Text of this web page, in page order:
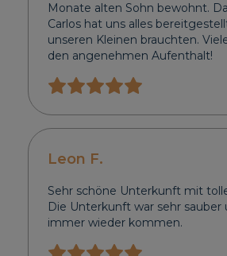
Monate alten Sohn bewohnt.
Carlos hat uns alles
unseren Kleinen brauchten.
den angenehmen Aufenthalt!
Leon F.
Sehr schöne Unterkunft mit
Die Unterkunft war sehr sauber
immer wieder kommen.